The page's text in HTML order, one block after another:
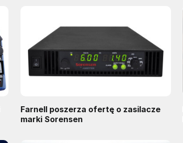
Farnell poszerza ofertę o zasilacze
marki Sorensen